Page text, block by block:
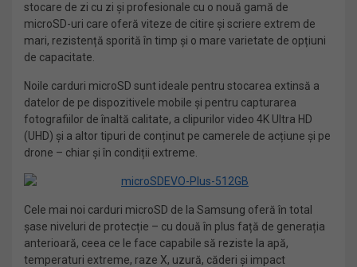
stocare de zi cu zi și profesionale cu o nouă gamă de
microSD-uri care oferă viteze de citire și scriere extrem de
mari, rezistență sporită în timp și o mare varietate de opțiuni
de capacitate.
Noile carduri microSD sunt ideale pentru stocarea extinsă a
datelor de pe dispozitivele mobile și pentru capturarea
fotografiilor de înaltă calitate, a clipurilor video 4K Ultra HD
(UHD) și a altor tipuri de conținut pe camerele de acțiune și pe
drone – chiar și în condiții extreme.
Cele mai noi carduri microSD de la Samsung oferă în total
șase niveluri de protecție – cu două în plus față de generația
anterioară, ceea ce le face capabile să reziste la apă,
temperaturi extreme, raze X, uzură, căderi și impact